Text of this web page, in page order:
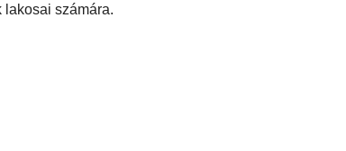
lakosai számára.